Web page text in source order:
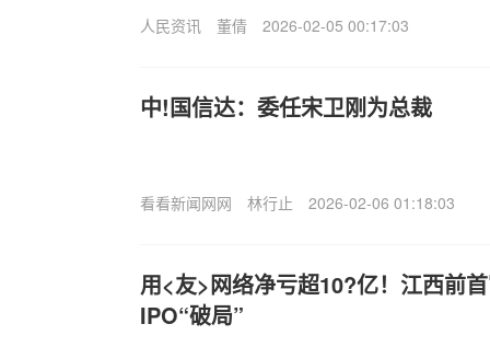
人民资讯 董倩 2026-02-05 00:17:03
中!国信达：委任宋卫刚为总裁
看看新闻网网 林行止 2026-02-06 01:18:03
用<友>网络净亏超10?亿！江西前
IPO“破局”